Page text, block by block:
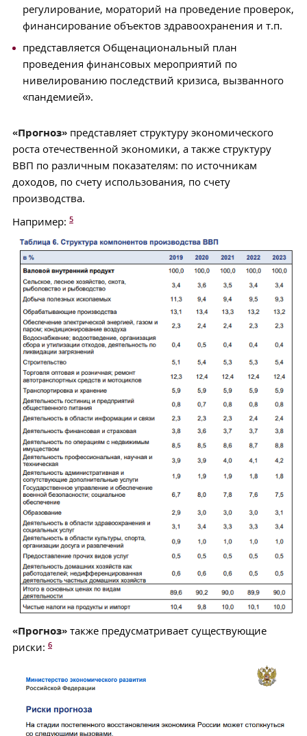
регулирование, мораторий на проведение проверок,
финансирование объектов здравоохранения и т.п.
представляется Общенациональный план
проведения финансовых мероприятий по
нивелированию последствий кризиса, вызванного
«пандемией».
«Прогноз» представляет структуру экономического
роста отечественной экономики, а также структуру
ВВП по различным показателям: по источникам
доходов, по счету использования, по счету
производства.
Например: 5
«Прогноз» также предусматривает существующие
риски: 6